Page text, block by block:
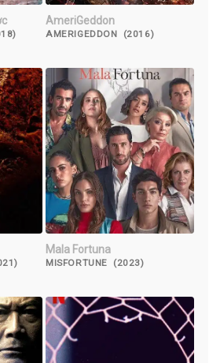
AmeriGeddon
AMERIGEDDON (2016)
Mala Fortuna
MISFORTUNE (2023)